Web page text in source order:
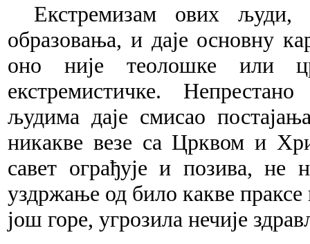
Екстремизам ових људи,
образовања, и даје основну
оно није теолошке или
екстремистичке.
људима даје смисао
никакве везе са Црквом и
савет ограђује и позива,
уздржање од било какве
још горе, угрозила нечије